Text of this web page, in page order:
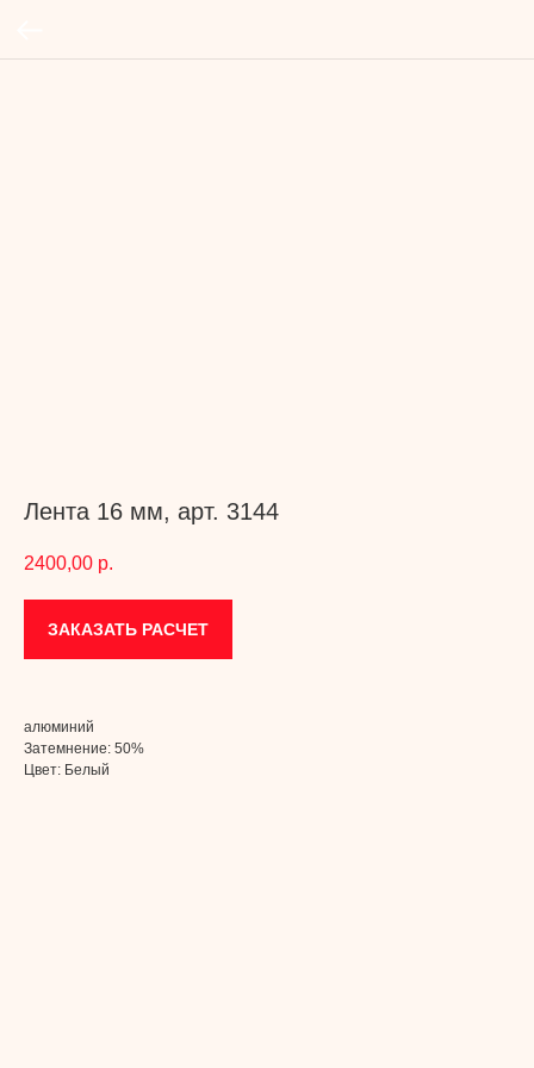
Лента 16 мм, арт. 3144
2400,00 р.
ЗАКАЗАТЬ РАСЧЕТ
алюминий
Затемнение: 50%
Цвет: Белый